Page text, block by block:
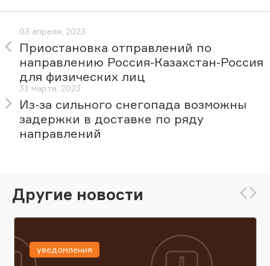
03 апреля, 2023
Приостановка отправлений по
направлению Россия-Казахстан-Россия
для физических лиц
31 марта, 2023
Из-за сильного снегопада возможны
задержки в доставке по ряду
направлений
Другие новости
уведомления